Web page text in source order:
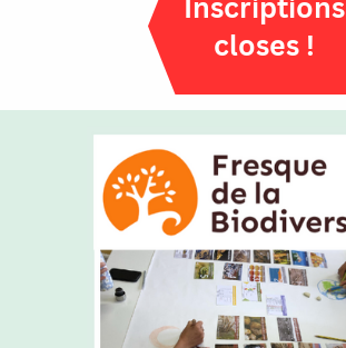
closes !